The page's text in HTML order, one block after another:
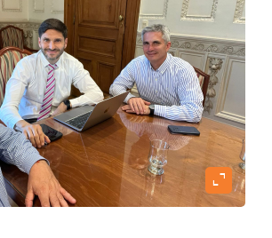
expand_content